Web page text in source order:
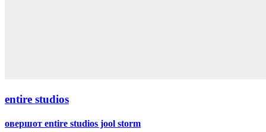
entire studios
овершот entire studios jool storm